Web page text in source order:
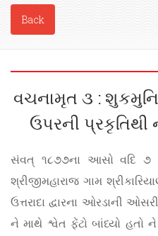
Back
વચનામૃત ૩ :
ઉપરની
સંવત્ ૧૮૭૭ના આસો વદિ ૭
શ્રીજીમહારાજ ગામ
ઉત્તરાદા દ્વારના ઓરડાની
ને માથે શ્વેત ફેંટો બાંધ્યો હતો